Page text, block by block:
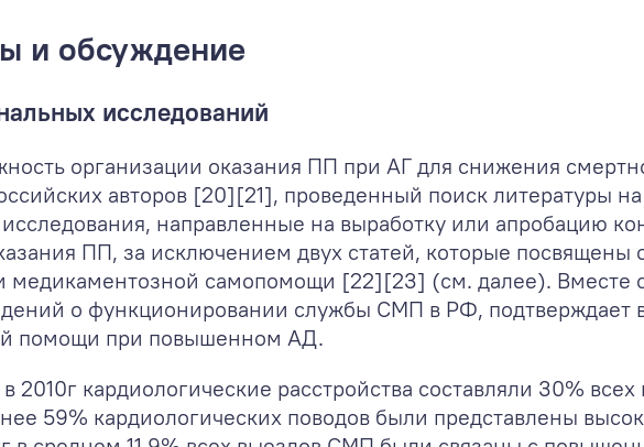
и обсуждение
исследований
организации оказания ПП при АГ для снижения
авторов [20][21], проведенный поиск литературы
направленные на выработку или апробацию
ПП, за исключением двух статей, которые посвящены
медикаментозной самопомощи [22][23] (см. далее). Вместе
о функционировании службы СМП в РФ, подтверждает
помощи при повышенном АД.
в 2010г кардиологические расстройства составляли 30%
59% кардиологических поводов были представлены